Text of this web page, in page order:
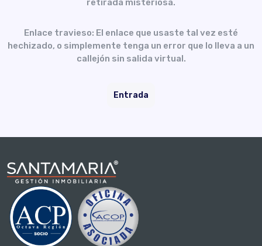
retirada misteriosa.
Enlace travieso: El enlace que usaste tal vez esté
hechizado, o simplemente tenga un error que lo lleva a un
callejón sin salida virtual.
Entrada